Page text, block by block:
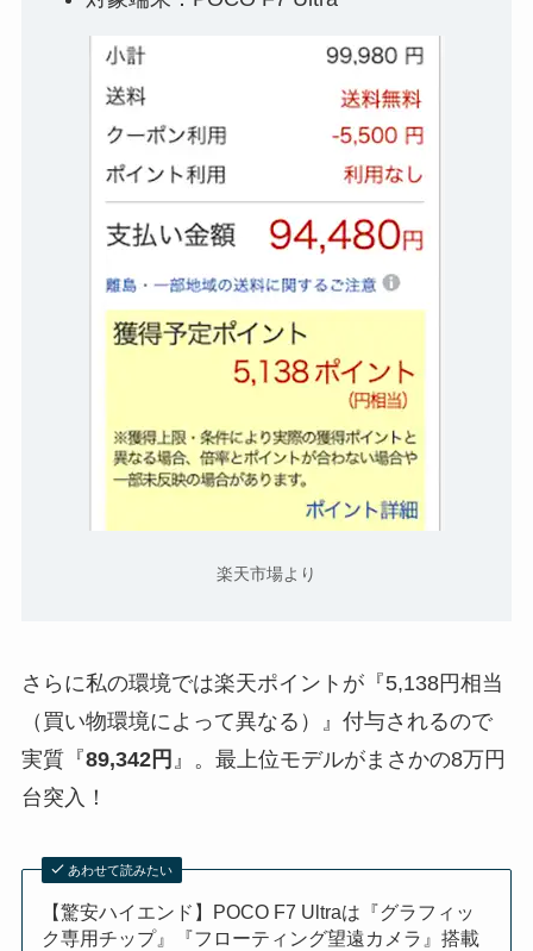
楽天市場より
さらに私の環境では楽天ポイントが『5,138円相当
（買い物環境によって異なる）』付与されるので
実質『89,342円 』。最上位モデルがまさかの8万円
台突入！
あわせて読みたい
【驚安ハイエンド】POCO F7 Ultraは『グラフィッ
ク専用チップ』『フローティング望遠カメラ』搭載